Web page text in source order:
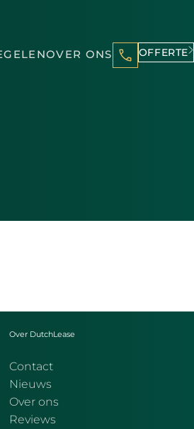
OVER ONS OFFERTE
Over DutchLease
Contact
Nieuws
Over ons
Reviews